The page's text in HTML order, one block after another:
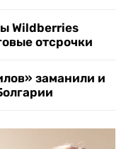
Wildberries
отсрочки
заманили и